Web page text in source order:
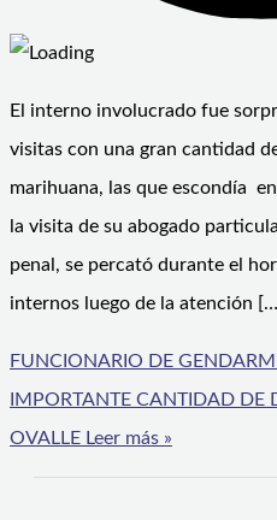
El interno involucrado fue
visitas con una gran cantidad
marihuana, las que escondía
la visita de su abogado
penal, se percató durante el
internos luego de la atención
FUNCIONARIO DE
IMPORTANTE CANTIDAD DE
OVALLE Leer más »